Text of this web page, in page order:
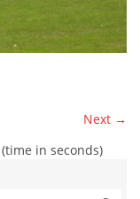
Next →
(time in seconds)